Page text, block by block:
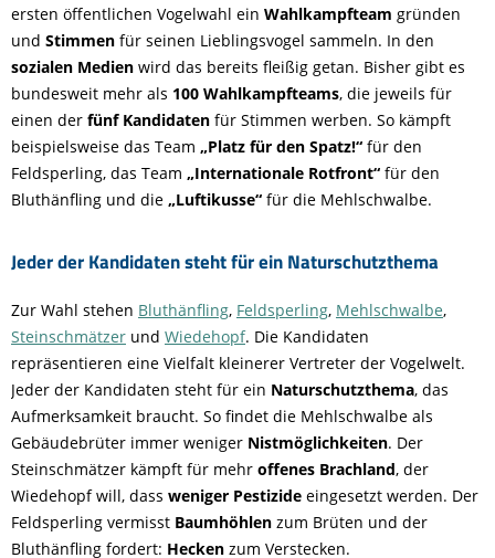
ersten öffentlichen Vogelwahl ein Wahlkampfteam gründen
und Stimmen für seinen Lieblingsvogel sammeln. In den
sozialen Medien wird das bereits fleißig getan. Bisher gibt es
bundesweit mehr als 100 Wahlkampfteams, die jeweils für
einen der fünf Kandidaten für Stimmen werben. So kämpft
beispielsweise das Team „Platz für den Spatz!“ für den
Feldsperling, das Team „Internationale Rotfront“ für den
Bluthänfling und die „Luftikusse“ für die Mehlschwalbe.
Jeder der Kandidaten steht für ein Naturschutzthema
Zur Wahl stehen Bluthänfling, Feldsperling, Mehlschwalbe,
Steinschmätzer und Wiedehopf. Die Kandidaten
repräsentieren eine Vielfalt kleinerer Vertreter der Vogelwelt.
Jeder der Kandidaten steht für ein Naturschutzthema, das
Aufmerksamkeit braucht. So findet die Mehlschwalbe als
Gebäudebrüter immer weniger Nistmöglichkeiten. Der
Steinschmätzer kämpft für mehr offenes Brachland, der
Wiedehopf will, dass weniger Pestizide eingesetzt werden. Der
Feldsperling vermisst Baumhöhlen zum Brüten und der
Bluthänfling fordert: Hecken zum Verstecken.